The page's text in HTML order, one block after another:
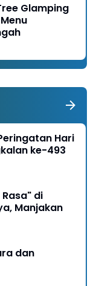
Glamping
Hari
ke-493
di
Manjakan
dan